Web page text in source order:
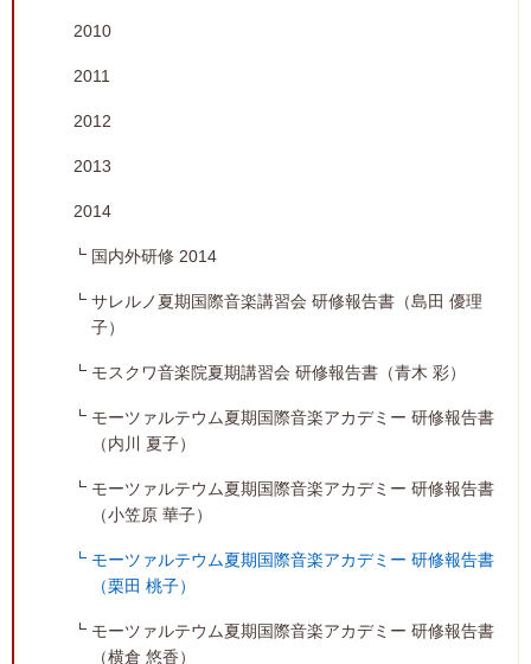
2010
2011
2012
2013
2014
国内外研修 2014
サレルノ夏期国際音楽講習会 研修報告書（島田 優理
子）
モスクワ音楽院夏期講習会 研修報告書（青木 彩）
モーツァルテウム夏期国際音楽アカデミー 研修報告書
（内川 夏子）
モーツァルテウム夏期国際音楽アカデミー 研修報告書
（小笠原 華子）
モーツァルテウム夏期国際音楽アカデミー 研修報告書
（栗田 桃子）
モーツァルテウム夏期国際音楽アカデミー 研修報告書
（横倉 悠香）